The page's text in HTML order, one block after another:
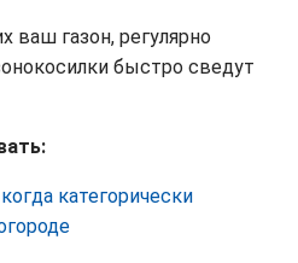
ваш газон, регулярно
быстро сведут
категорически